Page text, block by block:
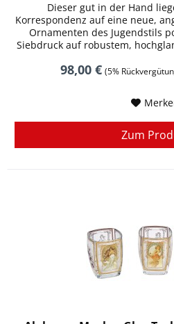
Dieser gut in der Hand
Korrespondenz auf eine neue,
Ornamenten des Jugendstils
Siebdruck auf robustem,
98,00 € (5%
Zum